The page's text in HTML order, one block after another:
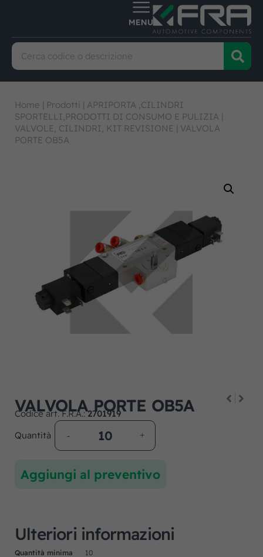
Home | Prodotti | APRIPORTA ,CILINDRI
SPORTELLI,PRODOTTI DI CONSUMO E PULIZIA |
VALVOLE, CILINDRI, KIT REVISIONE | VALVOLA
PORTE OB5A
VALVOLA PORTE OB5A
Codice art. F.R.A.:2701919
Quantità
Aggiungi al preventivo
Ulteriori informazioni
Quantità minima
10